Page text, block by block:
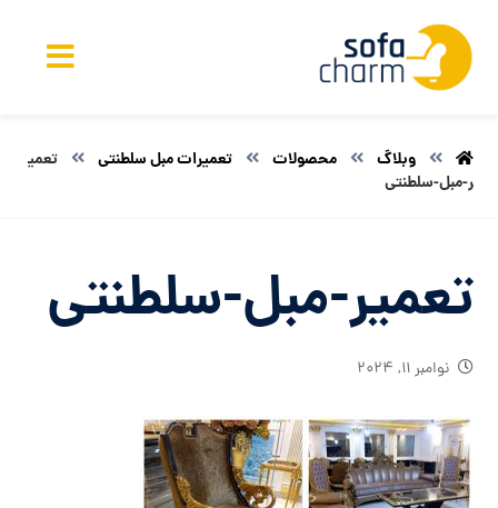
وبلاگ محصولات تعمیرات مبل سلطنتی
تعمی
ر-مبل-سلطنتی
تعمیر-مبل-سلطنتی
نوامبر ۱۱, ۲۰۲۴